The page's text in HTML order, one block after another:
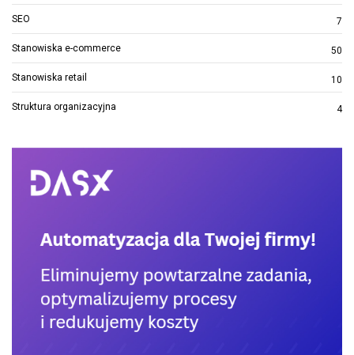
SEO 7
Stanowiska e-commerce 50
Stanowiska retail 10
Struktura organizacyjna 4